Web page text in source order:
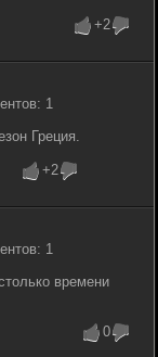
+2
1
Греция.
+2
1
времени
0